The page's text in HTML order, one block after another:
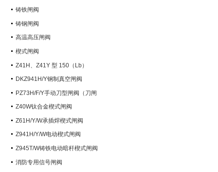
铸铁闸阀
铸钢闸阀
高温高压闸阀
楔式闸阀
Z41H、Z41Y 型 150（Lb）
~600（Lb） 钢制楔式闸阀
DKZ941H/Y钢制真空闸阀
PZ73H/F/Y手动刀型闸阀（刀闸
阀）Z40W钛合金楔式闸阀
Z61H/Y/W承插焊楔式闸阀
Z941H/Y/W电动楔式闸阀
Z945T/W铸铁电动暗杆楔式闸阀
消防专用信号闸阀